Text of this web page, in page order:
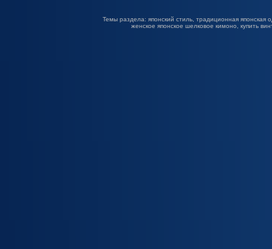
Темы раздела: японский стиль, традиционная японская
женское японское шелковое кимоно, купить